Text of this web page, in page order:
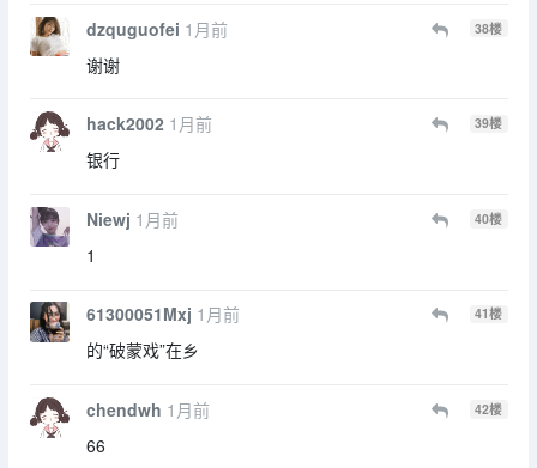
dzquguofei 1月前 38楼
谢谢
hack2002 1月前 39楼
银行
Niewj 1月前 40楼
1
61300051Mxj 1月前 41楼
的“破蒙戏”在乡
chendwh 1月前 42楼
66